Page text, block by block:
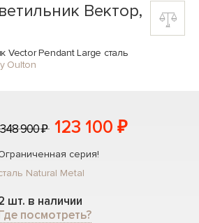
Вектор,
Vector Pendant Large сталь
Oulton
348 900 ₽ 123 100 ₽
серия!
Natural Metal
шт. в наличии
посмотреть?